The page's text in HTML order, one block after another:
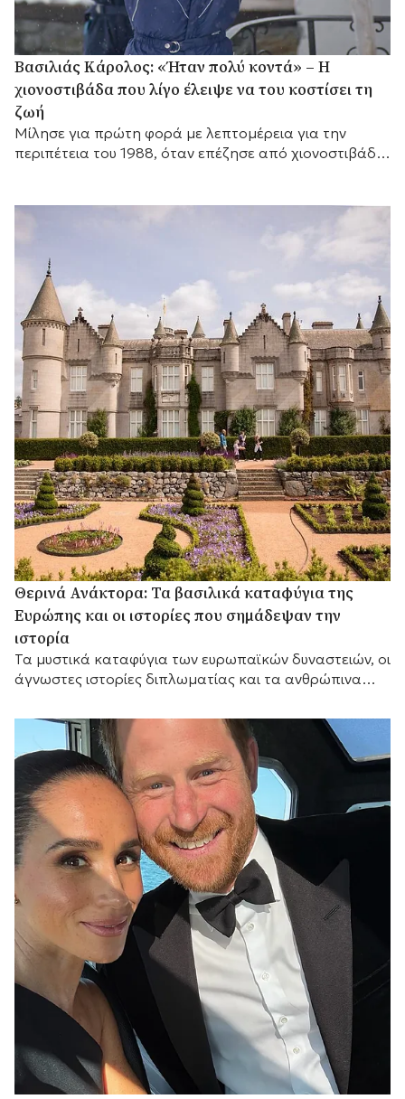
Βασιλιάς Κάρολος: «Ήταν πολύ κοντά» – Η
χιονοστιβάδα που λίγο έλειψε να του κοστίσει τη
ζωή
Μίλησε για πρώτη φορά με λεπτομέρεια για την
περιπέτεια του 1988, όταν επέζησε από χιονοστιβάδα
Θερινά Ανάκτορα: Τα βασιλικά καταφύγια της
Ευρώπης και οι ιστορίες που σημάδεψαν την
ιστορία
Τα μυστικά καταφύγια των ευρωπαϊκών δυναστειών, οι
άγνωστες ιστορίες διπλωματίας και τα ανθρώπινα
πρωτευουσών.